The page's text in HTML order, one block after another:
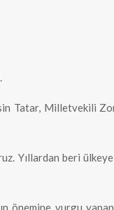
Tatar, Milletvekili
Yıllardan beri
önemine vurgu